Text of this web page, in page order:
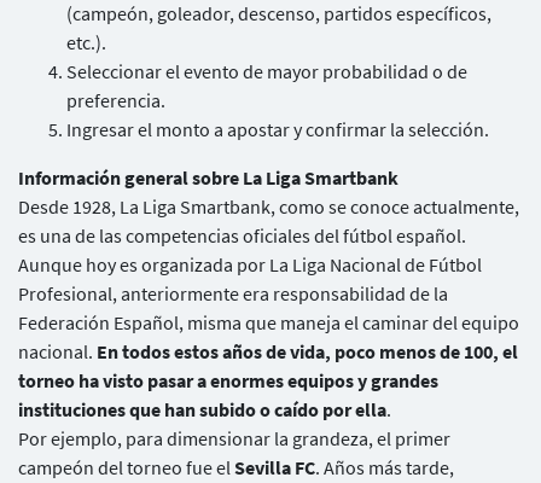
(campeón, goleador, descenso, partidos específicos,
etc.).
Seleccionar el evento de mayor probabilidad o de
preferencia.
Ingresar el monto a apostar y confirmar la selección.
Información general sobre La Liga Smartbank
Desde 1928, La Liga Smartbank, como se conoce actualmente,
es una de las competencias oficiales del fútbol español.
Aunque hoy es organizada por La Liga Nacional de Fútbol
Profesional, anteriormente era responsabilidad de la
Federación Español, misma que maneja el caminar del equipo
nacional. En todos estos años de vida, poco menos de 100, el
torneo ha visto pasar a enormes equipos y grandes
instituciones que han subido o caído por ella.
Por ejemplo, para dimensionar la grandeza, el primer
campeón del torneo fue elSevilla FC. Años más tarde,